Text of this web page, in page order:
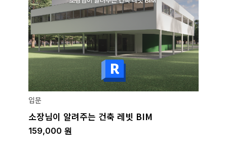
입문
소장님이 알려주는 건축 레빗 BIM
159,000 원